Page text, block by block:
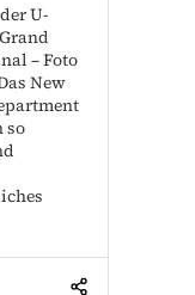
U-
– Foto
New
so